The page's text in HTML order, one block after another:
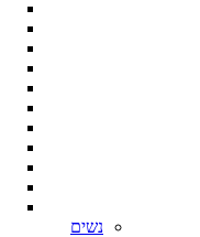
נשים